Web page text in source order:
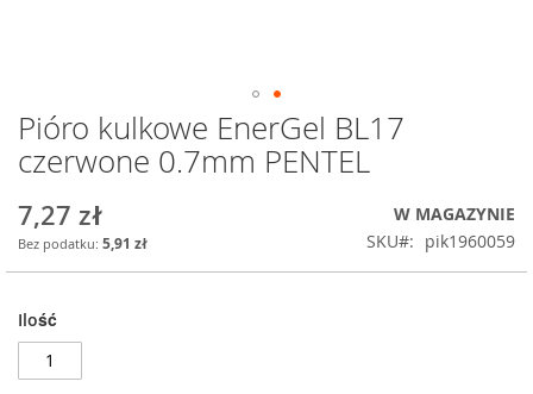
Przejdź
na
początek
Pióro kulkowe EnerGel BL17
czerwone 0.7mm PENTEL
7,27 zł
5,91 zł
W MAGAZYNIE
SKU
pik1960059
Ilość